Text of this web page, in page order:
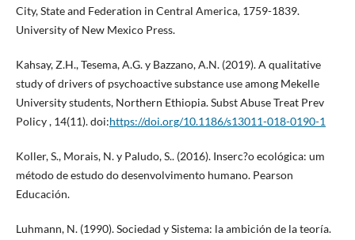
City, State and Federation in Central America, 1759-1839.
University of New Mexico Press.
Kahsay, Z.H., Tesema, A.G. y Bazzano, A.N. (2019). A qualitative
study of drivers of psychoactive substance use among Mekelle
University students, Northern Ethiopia. Subst Abuse Treat Prev
Policy , 14(11). doi:https://doi.org/10.1186/s13011-018-0190-1
Koller, S., Morais, N. y Paludo, S.. (2016). Inserc?o ecológica: um
método de estudo do desenvolvimento humano. Pearson
Educación.
Luhmann, N. (1990). Sociedad y Sistema: la ambición de la teoría.